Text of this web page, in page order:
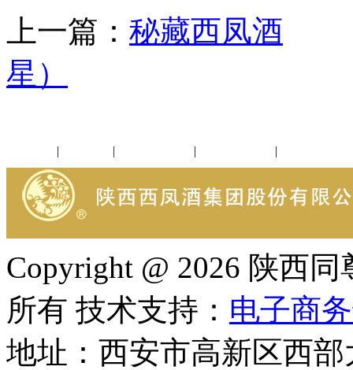
上一篇： 秘藏西凤酒
星）
| | | |
Copyright @ 2026 陕西
所有 技术支持： 电子商
地址：西安市高新区西